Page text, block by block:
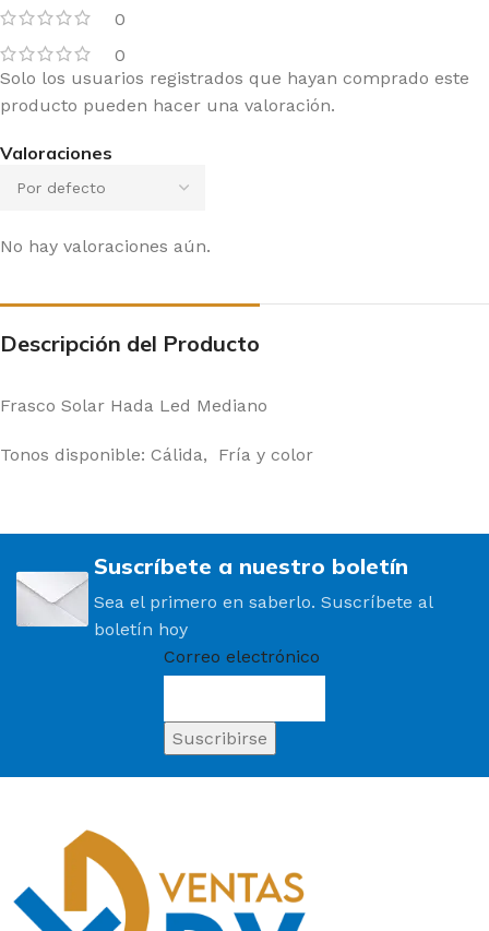
0
0
Valoraciones
No hay valoraciones aún.
Solo los usuarios registrados que hayan comprado este
producto pueden hacer una valoración.
Descripción del Producto
Frasco Solar Hada Led Mediano
Tonos disponible: Cálida, Fría y color
Suscríbete a nuestro boletín
Sea el primero en saberlo. Suscríbete al
boletín hoy
Correo electrónico